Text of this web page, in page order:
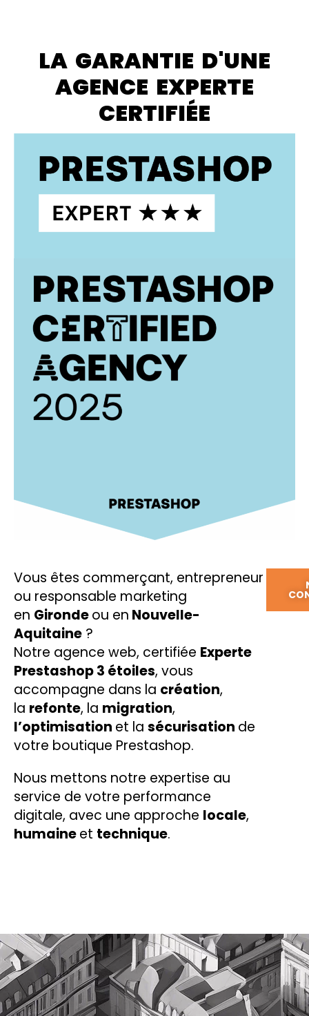
LA GARANTIE D'UNE
AGENCE EXPERTE
CERTIFIÉE
Vous êtes commerçant, entrepreneur
ou responsable marketing
en Girondeou en Nouvelle-
Aquitaine ?
Notre agence web, certifiée Experte
Prestashop 3 étoiles, vous
accompagne dans la création,
la refonte, la migration,
l’optimisation et la sécurisation de
votre boutique Prestashop.
Nous mettons notre expertise au
service de votre performance
digitale, avec une approche locale,
humaineet technique.